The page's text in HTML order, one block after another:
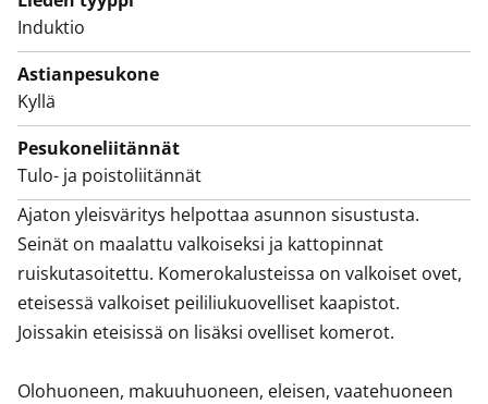
Induktio
Astianpesukone
Kyllä
Pesukoneliitännät
Tulo- ja poistoliitännät
Ajaton yleisväritys helpottaa asunnon sisustusta.
Seinät on maalattu valkoiseksi ja kattopinnat
ruiskutasoitettu. Komerokalusteissa on valkoiset ovet,
eteisessä valkoiset peililiukuovelliset kaapistot.
Joissakin eteisissä on lisäksi ovelliset komerot.
Olohuoneen, makuuhuoneen, eleisen, vaatehuoneen